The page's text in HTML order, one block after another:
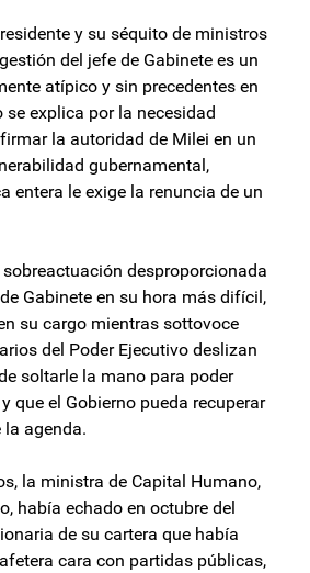
y su séquito de ministros
del jefe de Gabinete es un
atípico y sin precedentes en
se explica por la necesidad
la autoridad de Milei en un
gubernamental,
entera le exige la renuncia de un
desproporcionada
Gabinete en su hora más difícil,
su cargo mientras sottovoce
del Poder Ejecutivo deslizan
soltarle la mano para poder
que el Gobierno pueda recuperar
la agenda.
la ministra de Capital Humano,
había echado en octubre del
de su cartera que había
cara con partidas públicas,